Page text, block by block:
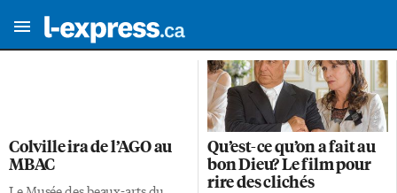
Colville ira de l’AGO au
MBAC
Qu’est-ce qu’on a fait au
bon Dieu? Le film pour
rire des clichés